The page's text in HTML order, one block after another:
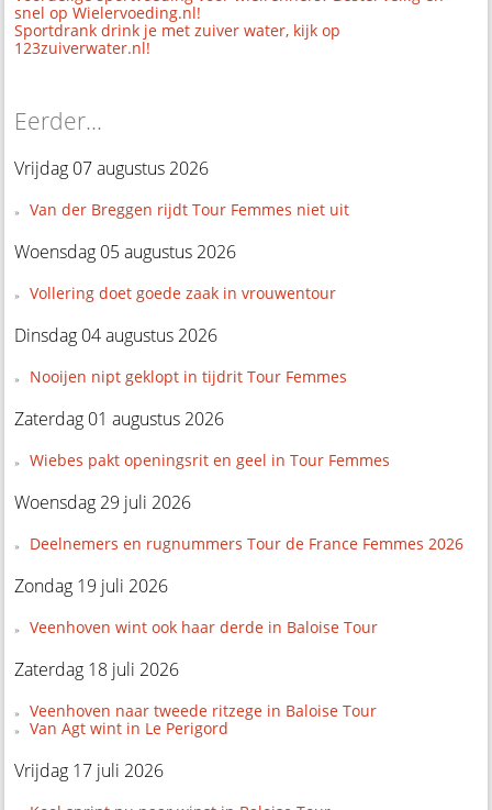
snel op Wielervoeding.nl!
Sportdrank drink je met zuiver water, kijk op
123zuiverwater.nl!
Eerder...
Vrijdag 07 augustus 2026
Van der Breggen rijdt Tour Femmes niet uit
Woensdag 05 augustus 2026
Vollering doet goede zaak in vrouwentour
Dinsdag 04 augustus 2026
Nooijen nipt geklopt in tijdrit Tour Femmes
Zaterdag 01 augustus 2026
Wiebes pakt openingsrit en geel in Tour Femmes
Woensdag 29 juli 2026
Deelnemers en rugnummers Tour de France Femmes 2026
Zondag 19 juli 2026
Veenhoven wint ook haar derde in Baloise Tour
Zaterdag 18 juli 2026
Veenhoven naar tweede ritzege in Baloise Tour
Van Agt wint in Le Perigord
Vrijdag 17 juli 2026